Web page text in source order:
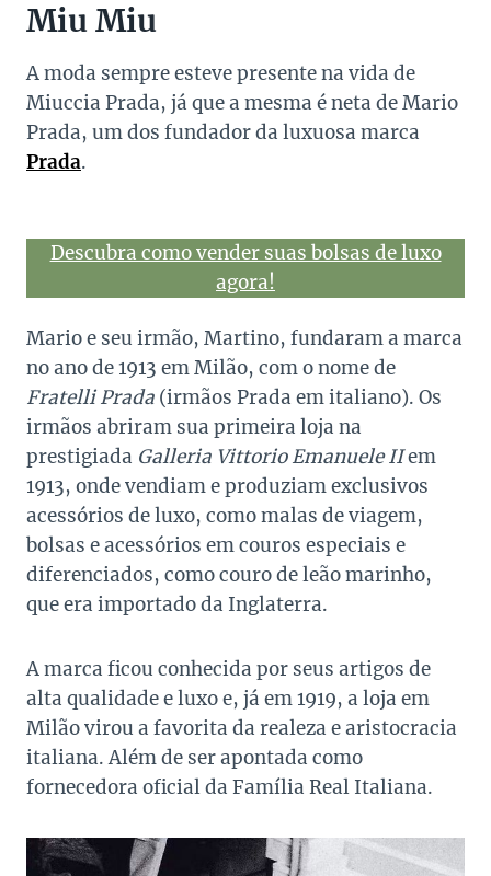
Miu Miu
A moda sempre esteve presente na vida de
Miuccia Prada, já que a mesma é neta de Mario
Prada, um dos fundador da luxuosa marca
Prada.
Descubra como vender suas bolsas de luxo
agora!
Mario e seu irmão, Martino, fundaram a marca
no ano de 1913 em Milão, com o nome de
Fratelli Prada (irmãos Prada em italiano). Os
irmãos abriram sua primeira loja na
prestigiada Galleria Vittorio Emanuele IIem
1913, onde vendiam e produziam exclusivos
acessórios de luxo, como malas de viagem,
bolsas e acessórios em couros especiais e
diferenciados, como couro de leão marinho,
que era importado da Inglaterra.
A marca ficou conhecida por seus artigos de
alta qualidade e luxo e, já em 1919, a loja em
Milão virou a favorita da realeza e aristocracia
italiana. Além de ser apontada como
fornecedora oficial da Família Real Italiana.